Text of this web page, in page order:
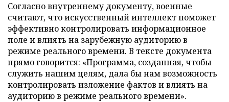
Согласно внутреннему документу, военные
считают, что искусственный интеллект поможет
эффективно контролировать информационное
поле и влиять на зарубежную аудиторию в
режиме реального времени. В тексте документа
прямо говорится: «Программа, созданная, чтобы
служить нашим целям, дала бы нам возможность
контролировать изложение фактов и влиять на
аудиторию в режиме реального времени».